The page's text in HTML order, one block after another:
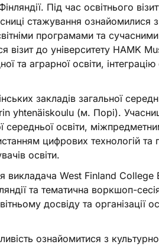
Під час освітнього
стажування ознайомилися
програмами та
візит до університету HAMK
та аграрної освіти, інтеграцію
закладів загальної
yhtenäiskoulu (м. Порі).
освіти,
цифрових технологій та
освіти.
викладача West Finland
та тематична воркшоп-
досвіду та організації
ознайомитися з